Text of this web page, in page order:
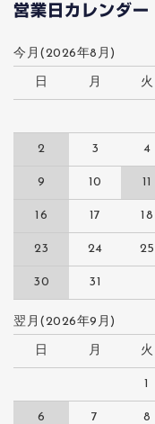
営業日カレンダー
今月(2026年8月)
日 月 火
2 3 4
9 10 11
16 17 18
23 24 25
30 31
翌月(2026年9月)
日 月 火
1
6 7 8